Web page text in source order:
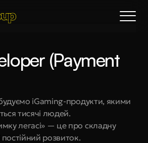
(Payment
iGaming-продукти, якими
тисячі людей.
легасі» — це про складну
постійний розвиток.